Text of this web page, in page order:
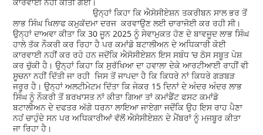
ਉਨ੍ਹਾਂ ਕਿਹਾ ਕਿ ਐਸੋਸੀਏਸ਼ਨ ਤਕਰੀਬਨ ਸਾਲ ਭਰ ਤੋਂ
ਲਾਭ ਸਿੰਘ ਖਿਲਾਫ ਕਮੁਕੱਦਮਾ ਦਰਜ ਕਰਵਾਉਣ ਲਈ ਚਾਰਾਜੋਈ ਕਰ ਰਹੀ ਸੀ।
ਉਨ੍ਹਾਂ ਦਾਅਵਾ ਕੀਤਾ ਕਿ 30 ਜੂਨ 2025 ਨੂੰ ਸੇਵਾਮੁਕਤ ਹੋਣ ਦੇ ਬਾਵਜੂਦ ਲਾਭ ਸਿੰਘ
ਹਾਲੇ ਤੱਕ ਨੌਕਰੀ ਕਰ ਰਿਹਾ ਹੈ ਪਰ ਕਮਾਂਡੋ ਬਟਾਲੀਅਨ ਦੇ ਅਧਿਕਾਰੀ ਕੋਈ
ਕਾਰਵਾਈ ਨਹੀਂ ਕਰ ਰਹੇ ਹਨ ਜਦੋਂਕਿ ਐਸੋਸੀਏਸ਼ਨ ਇਸ ਸਬੰਧ ’ਚ ਠੋਸ ਸਬੂਤ ਪੇਸ਼
ਕਰ ਚੁੱਕੀ ਹੈ। ਉਨ੍ਹਾਂ ਕਿਹਾ ਕਿ ਸੁਰੱਖਿਆ ਦਾ ਹਵਾਲਾ ਦੇਕੇ ਆਰਟੀਆਈ ਰਾਹੀਂ ਵੀ
ਸੂਚਨਾ ਨਹੀਂ ਦਿੱਤੀ ਜਾ ਰਹੀ ਜਿਸ ਤੋਂ ਜਾਪਦਾ ਹੈ ਕਿ ਕਿਧਰੇ ਨਾਂ ਕਿਧਰੇ ਗੜਬੜ
ਜਰੂਰ ਹੈ। ਉਨ੍ਹਾਂ ਅਲਟੀਮੇਟਮ ਦਿੱਤਾ ਕਿ ਜੇਕਰ 15 ਦਿਨਾਂ ਦੇ ਅੰਦਰ ਅੰਦਰ ਲਾਭ
ਸਿੰਘ ਨੂੰ ਨੌਕਰੀ ਤੋਂ ਬਰਖਾਸਤ ਨਾਂ ਕੀਤਾ ਗਿਆ ਤਾਂ ਕਮਾਂਡੈਂਟ ਫਸਟ ਕਮਾਂਡੋ
ਬਟਾਲੀਅਨ ਦੇ ਦਫਤਰ ਅੱਗੇ ਧਰਨਾ ਲਾਇਆ ਜਾਏਗਾ ਜਦੋਂਕਿ ਉਹ ਇਸ ਰਾਹ ਪੈਣਾ
ਨਹਂਂ ਚਾਹੁੰਦੇ ਸਨ ਪਰ ਅਧਿਕਾਰੀਆਂ ਵੱਲੋਂ ਐਸੋਸੀਏਸ਼ਨ ਦੇ ਮੈਂਬਰਾਂ ਨੂੰ ਮਜਬੂਰ ਕੀਤਾ
ਜਾ ਰਿਹਾ ਹੈ।